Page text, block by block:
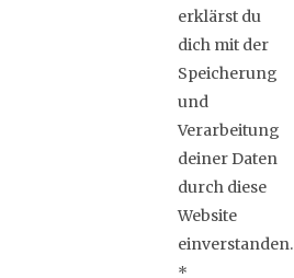
erklärst du
dich mit der
Speicherung
und
Verarbeitung
deiner Daten
durch diese
Website
einverstanden.
*